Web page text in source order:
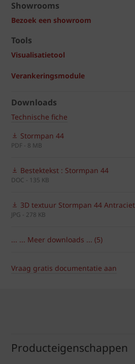
Showrooms
Bezoek een showroom
Tools
Visualisatietool
Verankeringsmodule
Downloads
Technische fiche
Stormpan 44
PDF - 8 MB
Bestektekst : Stormpan 44
DOC - 135 KB
3D textuur Stormpan 44 Antraciet
JPG - 278 KB
... ... Meer downloads ... (5)
Vraag gratis documentatie aan
Producteigenschappen